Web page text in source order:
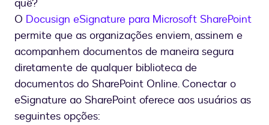
quê?
O Docusign eSignature para Microsoft SharePoint
permite que as organizações enviem, assinem e
acompanhem documentos de maneira segura
diretamente de qualquer biblioteca de
documentos do SharePoint Online. Conectar o
eSignature ao SharePoint oferece aos usuários as
seguintes opções: